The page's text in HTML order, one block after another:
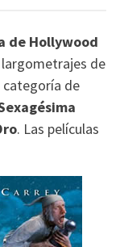
de Hollywood
de
categoría de
. Las películas